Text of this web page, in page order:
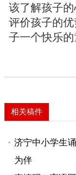
该了解孩子
评价孩子的
子一个快乐的
相关稿件
济宁中小学生
为伴